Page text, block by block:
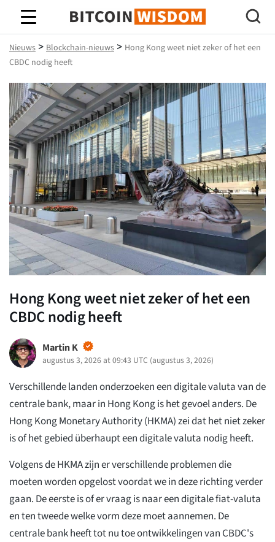
Bitcoin-wijsheid
Nieuws > Blockchain-nieuws > Hong Kong weet niet zeker of het een
CBDC nodig heeft
Hong Kong weet niet zeker of het een
CBDC nodig heeft
Martin K
augustus 3, 2026 at 09:43 UTC (augustus 3, 2026)
Verschillende landen onderzoeken een digitale valuta van de
centrale bank, maar in Hong Kong is het gevoel anders. De
Hong Kong Monetary Authority (HKMA) zei dat het niet zeker
is of het gebied überhaupt een digitale valuta nodig heeft.
Volgens de HKMA zijn er verschillende problemen die
moeten worden opgelost voordat we in deze richting verder
gaan. De eerste is of er vraag is naar een digitale fiat-valuta
en ten tweede welke vorm deze moet aannemen. De
centrale bank heeft tot nu toe ontwikkelingen van CBDC's